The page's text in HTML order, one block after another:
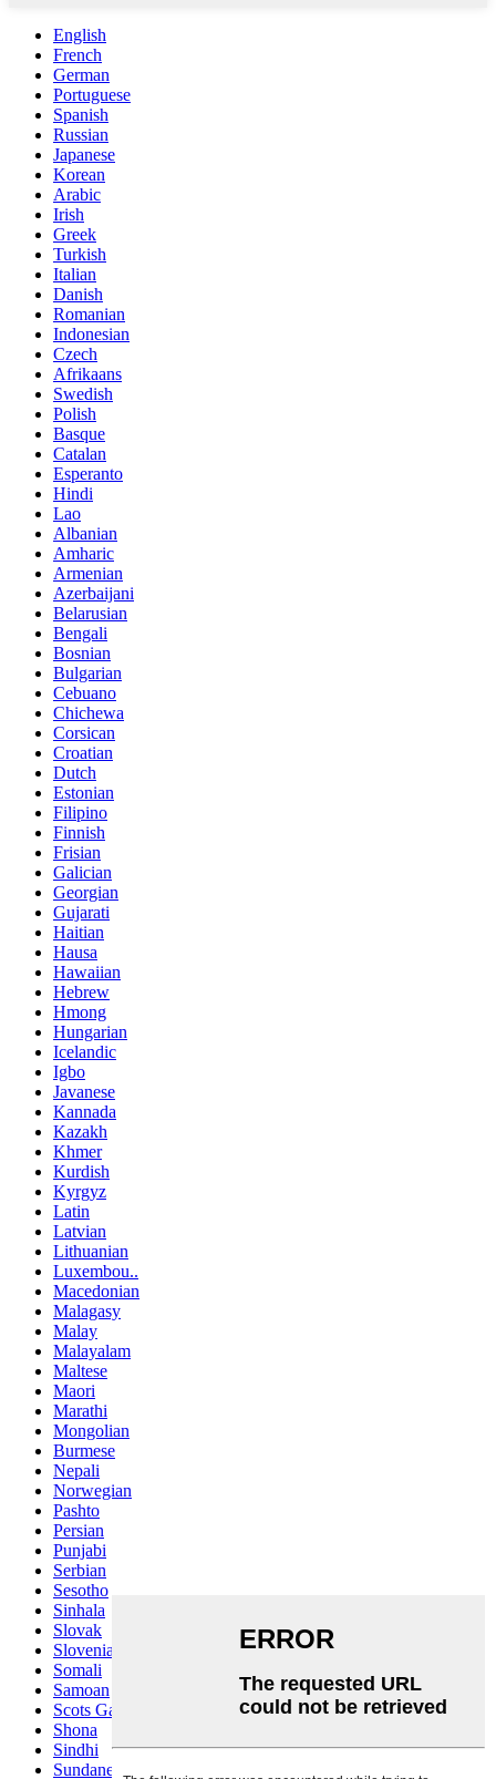
English
French
German
Portuguese
Spanish
Russian
Japanese
Korean
Arabic
Irish
Greek
Turkish
Italian
Danish
Romanian
Indonesian
Czech
Afrikaans
Swedish
Polish
Basque
Catalan
Esperanto
Hindi
Lao
Albanian
Amharic
Armenian
Azerbaijani
Belarusian
Bengali
Bosnian
Bulgarian
Cebuano
Chichewa
Corsican
Croatian
Dutch
Estonian
Filipino
Finnish
Frisian
Galician
Georgian
Gujarati
Haitian
Hausa
Hawaiian
Hebrew
Hmong
Hungarian
Icelandic
Igbo
Javanese
Kannada
Kazakh
Khmer
Kurdish
Kyrgyz
Latin
Latvian
Lithuanian
Luxembou..
Macedonian
Malagasy
Malay
Malayalam
Maltese
Maori
Marathi
Mongolian
Burmese
Nepali
Norwegian
Pashto
Persian
Punjabi
Serbian
Sesotho
Sinhala
Slovak
Slovenian
Somali
Samoan
Scots Gaelic
Shona
Sindhi
Sundanese